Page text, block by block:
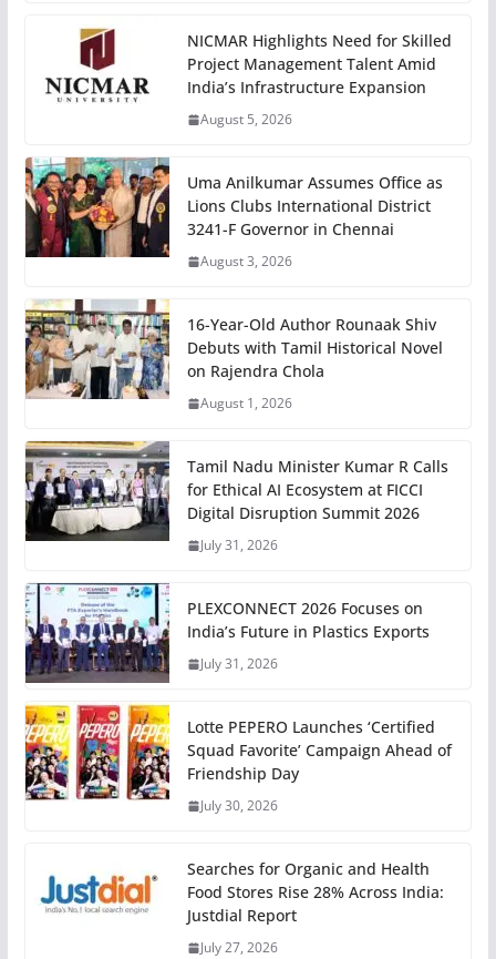
NICMAR Highlights Need for Skilled
Project Management Talent Amid
India’s Infrastructure Expansion
August 5, 2026
Uma Anilkumar Assumes Office as
Lions Clubs International District
3241-F Governor in Chennai
August 3, 2026
16-Year-Old Author Rounaak Shiv
Debuts with Tamil Historical Novel
on Rajendra Chola
August 1, 2026
Tamil Nadu Minister Kumar R Calls
for Ethical AI Ecosystem at FICCI
Digital Disruption Summit 2026
July 31, 2026
PLEXCONNECT 2026 Focuses on
India’s Future in Plastics Exports
July 31, 2026
Lotte PEPERO Launches ‘Certified
Squad Favorite’ Campaign Ahead of
Friendship Day
July 30, 2026
Searches for Organic and Health
Food Stores Rise 28% Across India:
Justdial Report
July 27, 2026